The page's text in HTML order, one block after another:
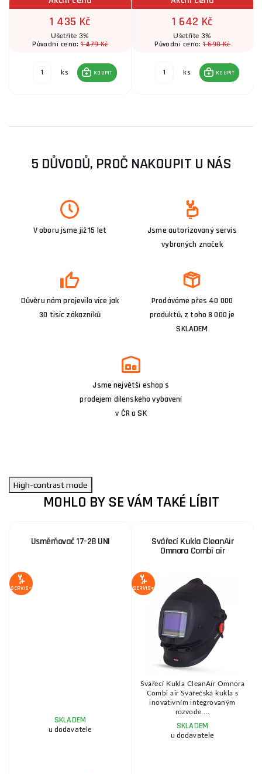
1 435 Kč
Ušetříte 3%
Původní cena:1 479 Kč
ks KOUPIT
1 642 Kč
Ušetříte 3%
Původní cena:1 690 Kč
ks KOUPIT
5 DŮVODŮ, PROČ NAKOUPIT U NÁS
V oboru jsme již 15 let
Jsme autorizovaný servis
vybraných značek
Důvěru nám projevilo více jak
30 tisíc zákazníků
Prodáváme přes 40 000
produktů, z toho 8 000 je
SKLADEM
Jsme největší eshop s
prodejem dílenského vybavení
v ČR a SK
High-contrast mode
MOHLO BY SE VÁM TAKÉ LÍBIT
Usměrňovač 17-28 UNI
SERVIS+
SKLADEM
u dodavatele
Svářecí Kukla CleanAir
Omnora Combi air
SERVIS+
Svářecí Kukla CleanAir Omnora
Combi air Svářečská kukla s
inovativním integrovaným
rozvode ...
SKLADEM
u dodavatele